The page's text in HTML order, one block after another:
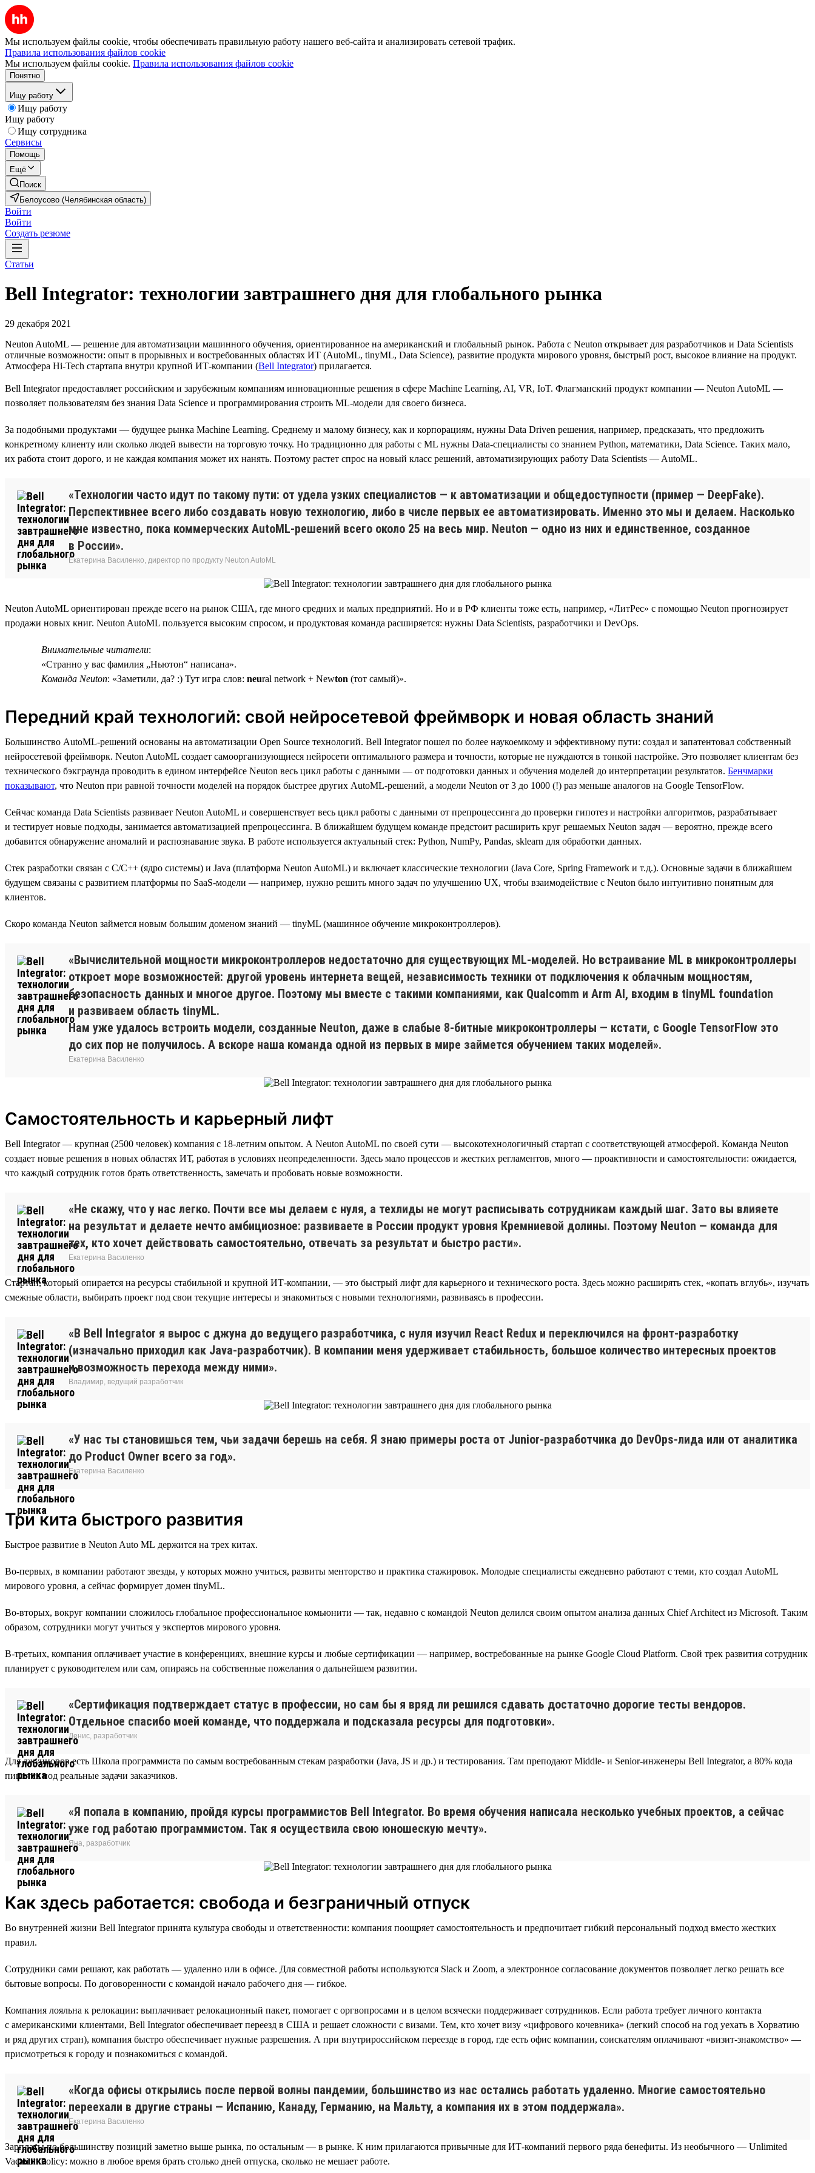
Мы используем файлы cookie, чтобы обеспечивать правильную работу нашего веб-сайта и анализировать сетевой трафик.
Правила использования файлов cookie
Мы используем файлы cookie. Правила использования файлов cookie
Понятно
Ищу работу
Ищу работу
Ищу работу
Ищу сотрудника
Сервисы
Помощь
Ещё
Поиск
Белоусово (Челябинская область)
Войти
Войти
Создать резюме
Статьи
Bell Integrator: технологии завтрашнего дня для глобального рынка
29 декабря 2021
Neuton AutoML — решение для автоматизации машинного обучения, ориентированное на американский и глобальный рынок. Работа с Neuton открывает для разработчиков и Data Scientists
отличные возможности: опыт в прорывных и востребованных областях ИТ (AutoML, tinyML, Data Science), развитие продукта мирового уровня, быстрый рост, высокое влияние на продукт.
Атмосфера Hi-Tech стартапа внутри крупной ИТ-компании (Bell Integrator) прилагается.
Bell Integrator предоставляет российским и зарубежным компаниям инновационные решения в сфере Machine Learning, AI, VR, IoT. Флагманский продукт компании — Neuton AutoML —
позволяет пользователям без знания Data Science и программирования строить ML-модели для своего бизнеса.
За подобными продуктами — будущее рынка Machine Learning. Среднему и малому бизнесу, как и корпорациям, нужны Data Driven решения, например, предсказать, что предложить
конкретному клиенту или сколько людей вывести на торговую точку. Но традиционно для работы с ML нужны Data-специалисты со знанием Python, математики, Data Science. Таких мало,
их работа стоит дорого, и не каждая компания может их нанять. Поэтому растет спрос на новый класс решений, автоматизирующих работу Data Scientists — AutoML.
«Технологии часто идут по такому пути: от удела узких специалистов — к автоматизации и общедоступности (пример — DeepFake).
Перспективнее всего либо создавать новую технологию, либо в числе первых ее автоматизировать. Именно это мы и делаем. Насколько
мне известно, пока коммерческих AutoML-решений всего около 25 на весь мир. Neuton — одно из них и единственное, созданное
в России».
Екатерина Василенко, директор по продукту Neuton AutoML
Neuton AutoML ориентирован прежде всего на рынок США, где много средних и малых предприятий. Но и в РФ клиенты тоже есть, например, «ЛитРес» с помощью Neuton прогнозирует
продажи новых книг. Neuton AutoML пользуется высоким спросом, и продуктовая команда расширяется: нужны Data Scientists, разработчики и DevOps.
Внимательные читатели:
«Странно у вас фамилия „Ньютон“ написана».
Команда Neuton: «Заметили, да? :) Тут игра слов: neural network + Newton (тот самый)».
Передний край технологий: свой нейросетевой фреймворк и новая область знаний
Большинство AutoML-решений основаны на автоматизации Open Source технологий. Bell Integrator пошел по более наукоемкому и эффективному пути: создал и запатентовал собственный
нейросетевой фреймворк. Neuton AutoML создает самоорганизующиеся нейросети оптимального размера и точности, которые не нуждаются в тонкой настройке. Это позволяет клиентам без
технического бэкграунда проводить в едином интерфейсе Neuton весь цикл работы с данными — от подготовки данных и обучения моделей до интерпретации результатов. Бенчмарки
показывают, что Neuton при равной точности моделей на порядок быстрее других AutoML-решений, а модели Neuton от 3 до 1000 (!) раз меньше аналогов на Google TensorFlow.
Сейчас команда Data Scientists развивает Neuton AutoML и совершенствует весь цикл работы с данными от препроцессинга до проверки гипотез и настройки алгоритмов, разрабатывает
и тестирует новые подходы, занимается автоматизацией препроцессинга. В ближайшем будущем команде предстоит расширить круг решаемых Neuton задач — вероятно, прежде всего
добавится обнаружение аномалий и распознавание звука. В работе используется актуальный стек: Python, NumPy, Pandas, sklearn для обработки данных.
Стек разработки связан с C/C++ (ядро системы) и Java (платформа Neuton AutoML) и включает классические технологии (Java Core, Spring Framework и т.д.). Основные задачи в ближайшем
будущем связаны с развитием платформы по SaaS-модели — например, нужно решить много задач по улучшению UX, чтобы взаимодействие с Neuton было интуитивно понятным для
клиентов.
Скоро команда Neuton займется новым большим доменом знаний — tinyML (машинное обучение микроконтроллеров).
«Вычислительной мощности микроконтроллеров недостаточно для существующих ML-моделей. Но встраивание ML в микроконтроллеры
откроет море возможностей: другой уровень интернета вещей, независимость техники от подключения к облачным мощностям,
безопасность данных и многое другое. Поэтому мы вместе с такими компаниями, как Qualcomm и Arm AI, входим в tinyML foundation
и развиваем область tinyML.
Нам уже удалось встроить модели, созданные Neuton, даже в слабые 8-битные микроконтроллеры — кстати, с Google TensorFlow это
до сих пор не получилось. А вскоре наша команда одной из первых в мире займется обучением таких моделей».
Екатерина Василенко
Самостоятельность и карьерный лифт
Bell Integrator — крупная (2500 человек) компания с 18-летним опытом. А Neuton AutoML по своей сути — высокотехнологичный стартап с соответствующей атмосферой. Команда Neuton
создает новые решения в новых областях ИТ, работая в условиях неопределенности. Здесь мало процессов и жестких регламентов, много — проактивности и самостоятельности: ожидается,
что каждый сотрудник готов брать ответственность, замечать и пробовать новые возможности.
«Не скажу, что у нас легко. Почти все мы делаем с нуля, а техлиды не могут расписывать сотрудникам каждый шаг. Зато вы влияете
на результат и делаете нечто амбициозное: развиваете в России продукт уровня Кремниевой долины. Поэтому Neuton — команда для
тех, кто хочет действовать самостоятельно, отвечать за результат и быстро расти».
Екатерина Василенко
Стартап, который опирается на ресурсы стабильной и крупной ИТ-компании, — это быстрый лифт для карьерного и технического роста. Здесь можно расширять стек, «копать вглубь», изучать
смежные области, выбирать проект под свои текущие интересы и знакомиться с новыми технологиями, развиваясь в профессии.
«В Bell Integrator я вырос с джуна до ведущего разработчика, с нуля изучил React Redux и переключился на фронт-разработку
(изначально приходил как Java-разработчик). В компании меня удерживает стабильность, большое количество интересных проектов
и возможность перехода между ними».
Владимир, ведущий разработчик
«У нас ты становишься тем, чьи задачи берешь на себя. Я знаю примеры роста от Junior-разработчика до DevOps-лида или от аналитика
до Product Owner всего за год».
Екатерина Василенко
Три кита быстрого развития
Быстрое развитие в Neuton Auto ML держится на трех китах.
Во-первых, в компании работают звезды, у которых можно учиться, развиты менторство и практика стажировок. Молодые специалисты ежедневно работают с теми, кто создал AutoML
мирового уровня, а сейчас формирует домен tinyML.
Во-вторых, вокруг компании сложилось глобальное профессиональное комьюнити — так, недавно с командой Neuton делился своим опытом анализа данных Chief Architect из Microsoft. Таким
образом, сотрудники могут учиться у экспертов мирового уровня.
В-третьих, компания оплачивает участие в конференциях, внешние курсы и любые сертификации — например, востребованные на рынке Google Cloud Platform. Свой трек развития сотрудник
планирует с руководителем или сам, опираясь на собственные пожелания о дальнейшем развитии.
«Сертификация подтверждает статус в профессии, но сам бы я вряд ли решился сдавать достаточно дорогие тесты вендоров.
Отдельное спасибо моей команде, что поддержала и подсказала ресурсы для подготовки».
Денис, разработчик
Для джуниоров есть Школа программиста по самым востребованным стекам разработки (Java, JS и др.) и тестирования. Там преподают Middle- и Senior-инженеры Bell Integrator, а 80% кода
пишется под реальные задачи заказчиков.
«Я попала в компанию, пройдя курсы программистов Bell Integrator. Во время обучения написала несколько учебных проектов, а сейчас
уже год работаю программистом. Так я осуществила свою юношескую мечту».
Яна, разработчик
Как здесь работается: свобода и безграничный отпуск
Во внутренней жизни Bell Integrator принята культура свободы и ответственности: компания поощряет самостоятельность и предпочитает гибкий персональный подход вместо жестких
правил.
Сотрудники сами решают, как работать — удаленно или в офисе. Для совместной работы используются Slack и Zoom, а электронное согласование документов позволяет легко решать все
бытовые вопросы. По договоренности с командой начало рабочего дня — гибкое.
Компания лояльна к релокации: выплачивает релокационный пакет, помогает с оргвопросами и в целом всячески поддерживает сотрудников. Если работа требует личного контакта
с американскими клиентами, Bell Integrator обеспечивает переезд в США и решает сложности с визами. Тем, кто хочет визу «цифрового кочевника» (легкий способ на год уехать в Хорватию
и ряд других стран), компания быстро обеспечивает нужные разрешения. А при внутрироссийском переезде в город, где есть офис компании, соискателям оплачивают «визит-знакомство» —
присмотреться к городу и познакомиться с командой.
«Когда офисы открылись после первой волны пандемии, большинство из нас остались работать удаленно. Многие самостоятельно
переехали в другие страны — Испанию, Канаду, Германию, на Мальту, а компания их в этом поддержала».
Екатерина Василенко
Зарплаты по большинству позиций заметно выше рынка, по остальным — в рынке. К ним прилагаются привычные для ИТ-компаний первого ряда бенефиты. Из необычного — Unlimited
Vacation Policy: можно в любое время брать столько дней отпуска, сколько не мешает работе.